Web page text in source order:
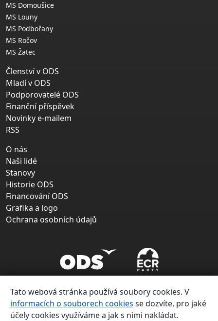
MS Domoušice
MS Louny
MS Podbořany
MS Ročov
MS Žatec
Členství v ODS
Mladí v ODS
Podporovatelé ODS
Finanční příspěvek
Novinky e-mailem
RSS
O nás
Naši lidé
Stanovy
Historie ODS
Financování ODS
Grafika a logo
Ochrana osobních údajů
Tato webová stránka používá soubory cookies. V
informacích o souborech cookies se dozvíte, pro jaké
účely cookies využíváme a jak s nimi nakládat.